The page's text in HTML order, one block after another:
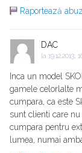
Raportează abuz
DAC
la 19.12.2013,
Inca un model
gamele celorlalte
cumpara, ca este
sunt clienti care
cumpara pentru
lumea, numai